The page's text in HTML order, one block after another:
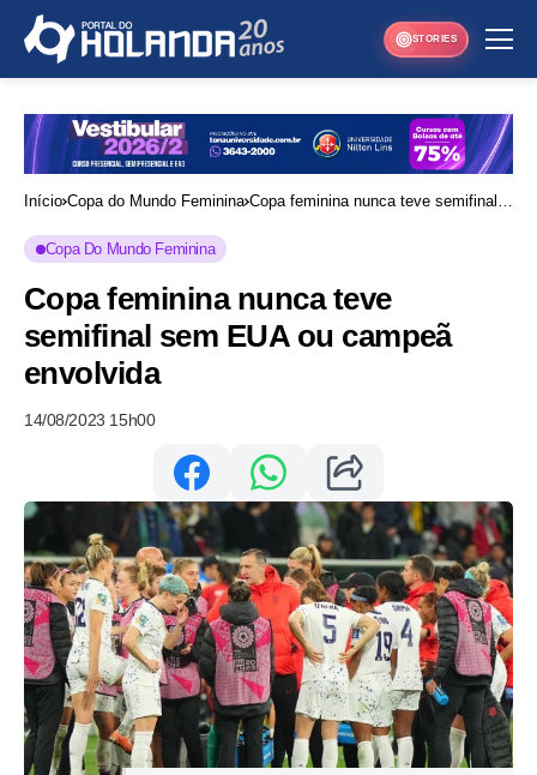
STORIES
Início Copa do Mundo Feminina Copa feminina nunca teve semifinal
Copa Do Mundo Feminina
Copa feminina nunca teve
semifinal sem EUA ou campeã
envolvida
14/08/2023 15h00